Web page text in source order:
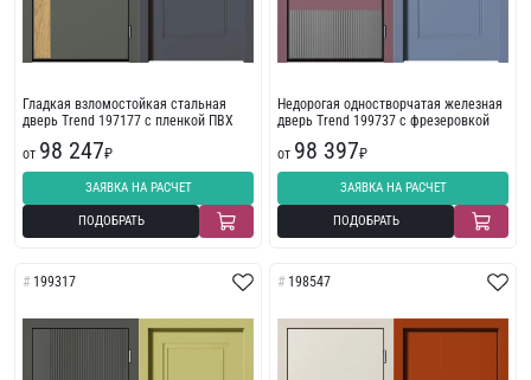
Гладкая взломостойкая стальная
дверь Trend 197177 с пленкой ПВХ
от 98 247₽
ЗАЯВКА НА РАСЧЕТ
ПОДОБРАТЬ
Недорогая одностворчатая железная
дверь Trend 199737 с фрезеровкой
от 98 397₽
ЗАЯВКА НА РАСЧЕТ
ПОДОБРАТЬ
199317 198547